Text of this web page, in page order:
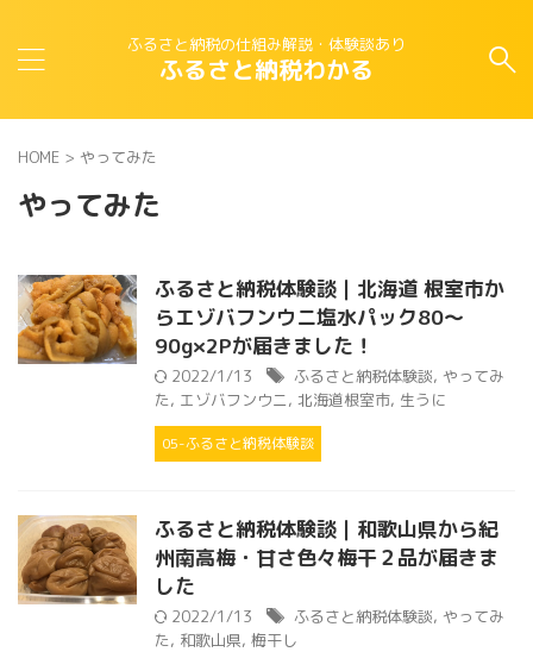
ふるさと納税の仕組み解説・体験談あり
ふるさと納税わかる
HOME > やってみた
やってみた
ふるさと納税体験談｜北海道 根室市か
らエゾバフンウニ塩水パック80～
90g×2Pが届きました！
2022/1/13 ふるさと納税体験談, やってみ
た, エゾバフンウニ, 北海道根室市, 生うに
05-ふるさと納税体験談
ふるさと納税体験談｜和歌山県から紀
州南高梅・甘さ色々梅干２品が届きま
した
2022/1/13 ふるさと納税体験談, やってみ
た, 和歌山県, 梅干し